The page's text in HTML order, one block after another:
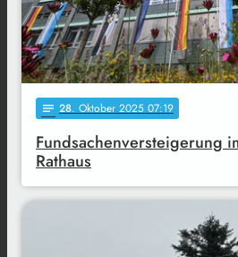
notes 28. Oktober 2025 07:19
Fundsachenversteigerung
Rathaus